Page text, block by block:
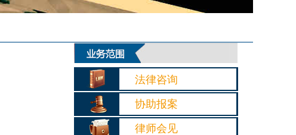
法律咨询
协助报案
律师会见